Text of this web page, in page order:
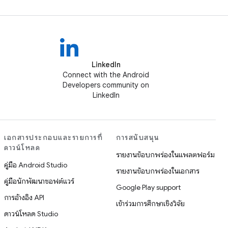
LinkedIn
Connect with the Android
Developers community on
LinkedIn
เอกสารประกอบและรายการที่
ดาวน์โหลด
คู่มือ Android Studio
คู่มือนักพัฒนาซอฟต์แวร์
การอ้างอิง API
ดาวน์โหลด Studio
การสนับสนุน
รายงานข้อบกพร่องในแพลตฟอร์ม
รายงานข้อบกพร่องในเอกสาร
Google Play support
เข้าร่วมการศึกษาเชิงวิจัย